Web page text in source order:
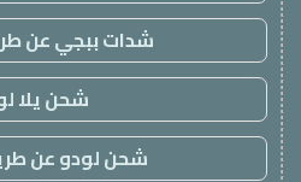
شدات ببجي عن
شحن يلا
شحن لودو عن